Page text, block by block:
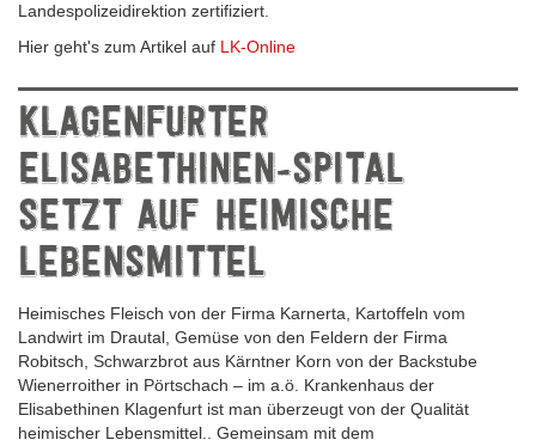
Landespolizeidirektion zertifiziert.
Hier geht's zum Artikel auf LK-Online
KLAGENFURTER
ELISABETHINEN-SPITAL
SETZT AUF HEIMISCHE
LEBENSMITTEL
Heimisches Fleisch von der Firma Karnerta, Kartoffeln vom
Landwirt im Drautal, Gemüse von den Feldern der Firma
Robitsch, Schwarzbrot aus Kärntner Korn von der Backstube
Wienerroither in Pörtschach – im a.ö. Krankenhaus der
Elisabethinen Klagenfurt ist man überzeugt von der Qualität
heimischer Lebensmittel.. Gemeinsam mit dem